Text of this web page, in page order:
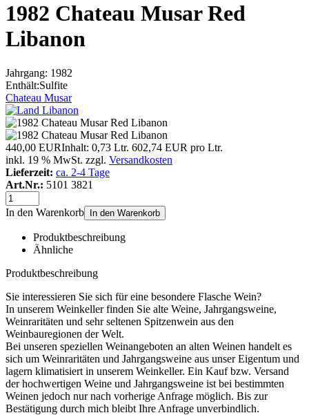
1982 Chateau Musar Red
Libanon
Jahrgang: 1982
Enthält:Sulfite
Chateau Musar
440,00 EURInhalt: 0,73 Ltr. 602,74 EUR pro Ltr.
inkl. 19 % MwSt. zzgl. Versandkosten
Lieferzeit: ca. 2-4 Tage
Art.Nr.: 5101 3821
In den Warenkorb In den Warenkorb
Produktbeschreibung
Ähnliche
Produktbeschreibung
Sie interessieren Sie sich für eine besondere Flasche Wein?
In unserem Weinkeller finden Sie alte Weine, Jahrgangsweine,
Weinraritäten und sehr seltenen Spitzenwein aus den
Weinbauregionen der Welt.
Bei unseren speziellen Weinangeboten an alten Weinen handelt es
sich um Weinraritäten und Jahrgangsweine aus unser Eigentum und
lagern klimatisiert in unserem Weinkeller. Ein Kauf bzw. Versand
der hochwertigen Weine und Jahrgangsweine ist bei bestimmten
Weinen jedoch nur nach vorherige Anfrage möglich. Bis zur
Bestätigung durch mich bleibt Ihre Anfrage unverbindlich.